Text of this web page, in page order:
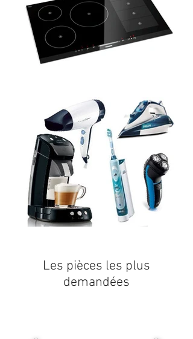
Les pièces les plus
demandées